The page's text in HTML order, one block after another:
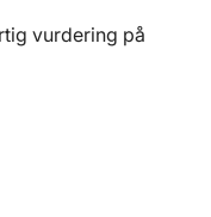
vurdering på